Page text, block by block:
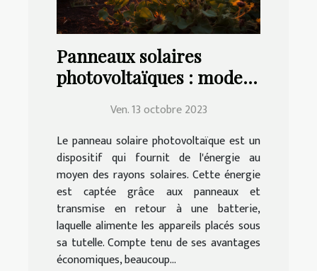
Panneaux solaires
photovoltaïques : mode
d'entretienVen. 13 octobre 2023
Le panneau solaire photovoltaïque est un
dispositif qui fournit de l'énergie au
moyen des rayons solaires. Cette énergie
est captée grâce aux panneaux et
transmise en retour à une batterie,
laquelle alimente les appareils placés sous
sa tutelle. Compte tenu de ses avantages
économiques, beaucoup...